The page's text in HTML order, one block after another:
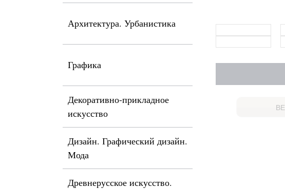
Архитектура. Урбанистика
Графика
Декоративно-прикладное
искусство
Дизайн. Графический дизайн.
Мода
Древнерусское искусство.